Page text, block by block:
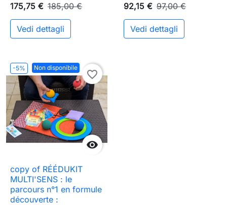
175,75 € 185,00 €
Vedi dettagli
92,15 € 97,00 €
Vedi dettagli
-5% Non disponibile

favorite_border
copy of RÉÉDUKIT
MULTI'SENS : le
parcours n°1 en formule
découverte :